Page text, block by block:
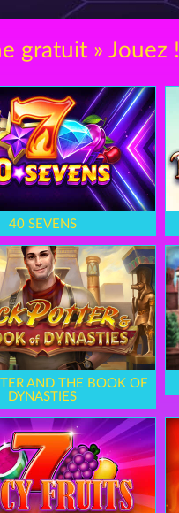
gratuit » Jouez !
40 SEVENS
AND THE BOOK OF
DYNASTIES